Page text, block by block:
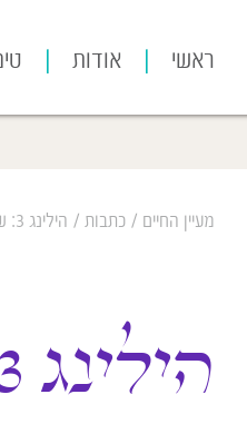
ראשי אודות
מעיין החיים / כתבות / הילינג 3: שיעור 7
הילינג 3: שיעור 7